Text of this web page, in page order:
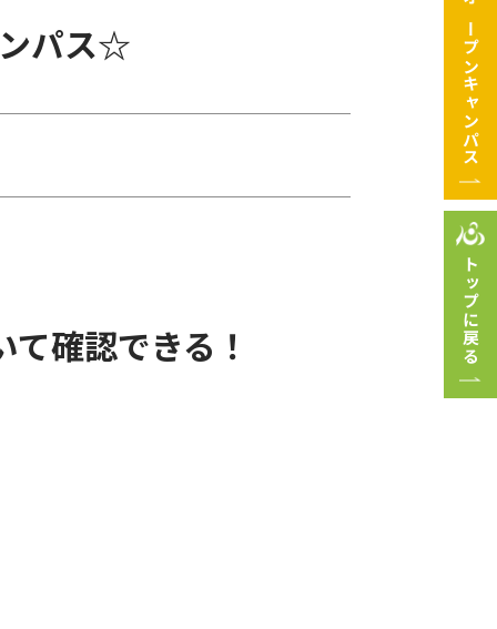
パス☆
確認できる！
オープン
キャンパス
トップに戻る